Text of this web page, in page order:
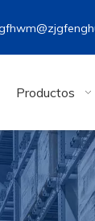
Productos